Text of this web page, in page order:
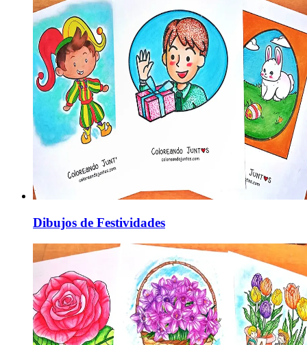
Dibujos de Festividades